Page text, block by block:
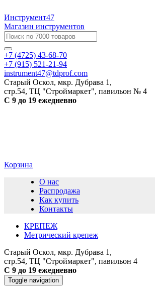
Инструмент47
Магазин инструментов
+7 (4725) 43-68-70
+7 (915) 521-21-94
instrument47@tdprof.com
Старый Оскол, мкр. Дубрава 1,
стр.54, ТЦ "Строймаркет", павильон № 4
С 9 до 19 ежедневно
Корзина
О нас
Распродажа
Как купить
Контакты
КРЕПЕЖ
Метрический крепеж
Старый Оскол, мкр. Дубрава 1,
стр.54, ТЦ "Строймаркет", павильон 4
С 9 до 19 ежедневно
Toggle navigation